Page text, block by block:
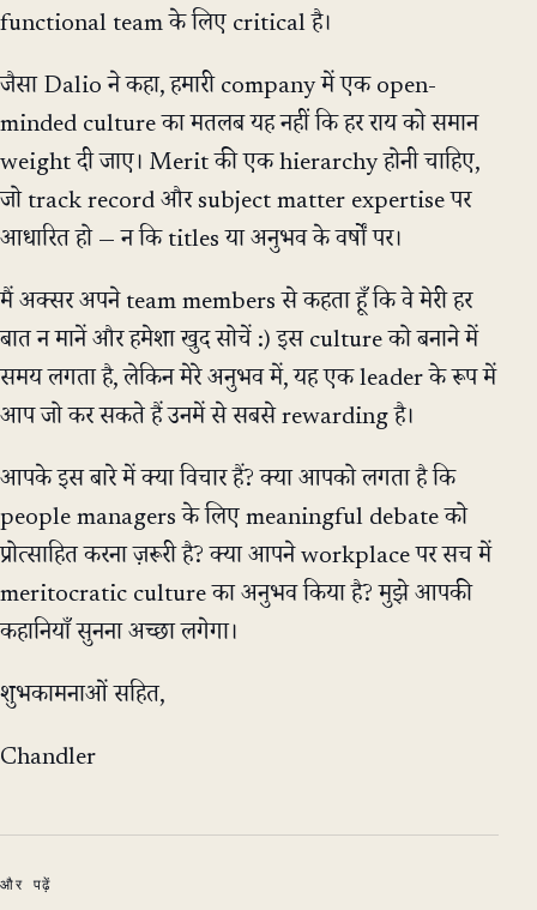
functional team के लिए critical है।
जैसा Dalio ने कहा, हमारी company में एक open-
minded culture का मतलब यह नहीं कि हर राय को समान
weight दी जाए। Merit की एक hierarchy होनी चाहिए,
जो track record और subject matter expertise पर
आधारित हो — न कि titles या अनुभव के वर्षों पर।
मैं अक्सर अपने team members से कहता हूँ कि वे मेरी हर
बात न मानें और हमेशा खुद सोचें :) इस culture को बनाने में
समय लगता है, लेकिन मेरे अनुभव में, यह एक leader के रूप में
आप जो कर सकते हैं उनमें से सबसे rewarding है।
आपके इस बारे में क्या विचार हैं? क्या आपको लगता है कि
people managers के लिए meaningful debate को
प्रोत्साहित करना ज़रूरी है? क्या आपने workplace पर सच में
meritocratic culture का अनुभव किया है? मुझे आपकी
कहानियाँ सुनना अच्छा लगेगा।
शुभकामनाओं सहित,
Chandler
और पढ़ें